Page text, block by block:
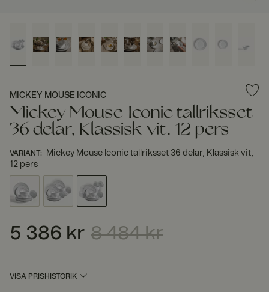
MICKEY MOUSE ICONIC
Mickey Mouse Iconic tallriksset
36 delar, Klassisk vit, 12 pers
VARIANT:
Mickey Mouse Iconic tallriksset 36 delar, Klassisk vit,
12 pers
Nuvarande pris: 5 386 krTidigare pris
5 386 kr 8 484 kr
VISA PRISHISTORIK